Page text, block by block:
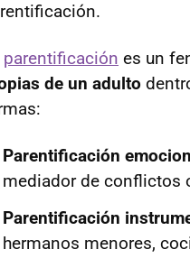
parentificación es un
de un adulto
Parentificación
mediador de conflictos
Parentificación
hermanos menores,